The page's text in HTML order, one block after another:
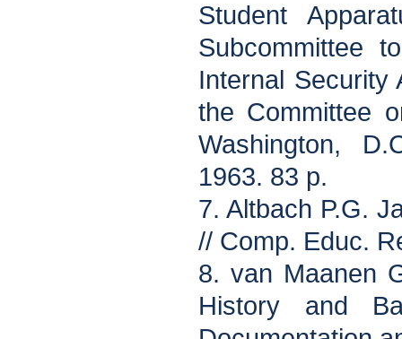
Student
Subcommittee
Internal Security
the Committee
Washington,
1963. 83 p.
7. Altbach P.G.
// Comp. Educ.
8. van Maanen
History and